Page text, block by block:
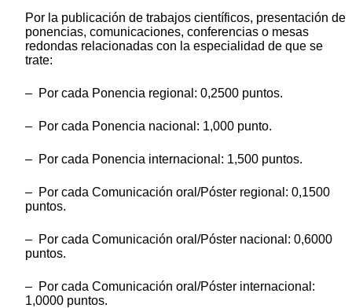
Por la publicación de trabajos científicos, presentación de
ponencias, comunicaciones, conferencias o mesas
redondas relacionadas con la especialidad de que se
trate:
– Por cada Ponencia regional: 0,2500 puntos.
– Por cada Ponencia nacional: 1,000 punto.
– Por cada Ponencia internacional: 1,500 puntos.
– Por cada Comunicación oral/Póster regional: 0,1500
puntos.
– Por cada Comunicación oral/Póster nacional: 0,6000
puntos.
– Por cada Comunicación oral/Póster internacional:
1,0000 puntos.